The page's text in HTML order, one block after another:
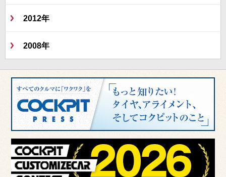
2012年
2008年